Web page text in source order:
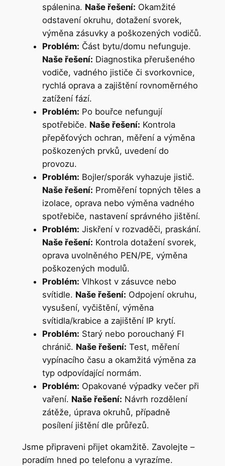
spálenina. Naše řešení: Okamžité
odstavení okruhu, dotažení svorek,
výměna zásuvky a poškozených vodičů.
Problém: Část bytu/domu nefunguje.
Naše řešení: Diagnostika přerušeného
vodiče, vadného jističe či svorkovnice,
rychlá oprava a zajištění rovnoměrného
zatížení fází.
Problém: Po bouřce nefungují
spotřebiče. Naše řešení: Kontrola
přepěťových ochran, měření a výměna
poškozených prvků, uvedení do
provozu.
Problém: Bojler/sporák vyhazuje jistič.
Naše řešení: Proměření topných těles a
izolace, oprava nebo výměna vadného
spotřebiče, nastavení správného jištění.
Problém: Jiskření v rozvaděči, praskání.
Naše řešení: Kontrola dotažení svorek,
oprava uvolněného PEN/PE, výměna
poškozených modulů.
Problém: Vlhkost v zásuvce nebo
svítidle. Naše řešení: Odpojení okruhu,
vysušení, vyčištění, výměna
svítidla/krabice a zajištění IP krytí.
Problém: Starý nebo porouchaný FI
chránič. Naše řešení: Test, měření
vypínacího času a okamžitá výměna za
typ odpovídající normám.
Problém: Opakované výpadky večer při
vaření. Naše řešení: Návrh rozdělení
zátěže, úprava okruhů, případně
posílení jištění dle průřezů.
Jsme připraveni přijet okamžitě. Zavolejte –
poradím hned po telefonu a vyrazíme.